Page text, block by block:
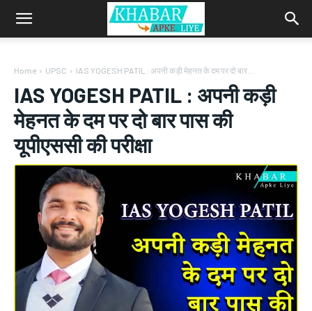
Home UPSC IAS YOGESH PATIL : अपनी कड़ी मेहनत के दम पर दो बार...
IAS YOGESH PATIL : अपनी कड़ी
मेहनत के दम पर दो बार पास की
यूपीएससी की परीक्षा